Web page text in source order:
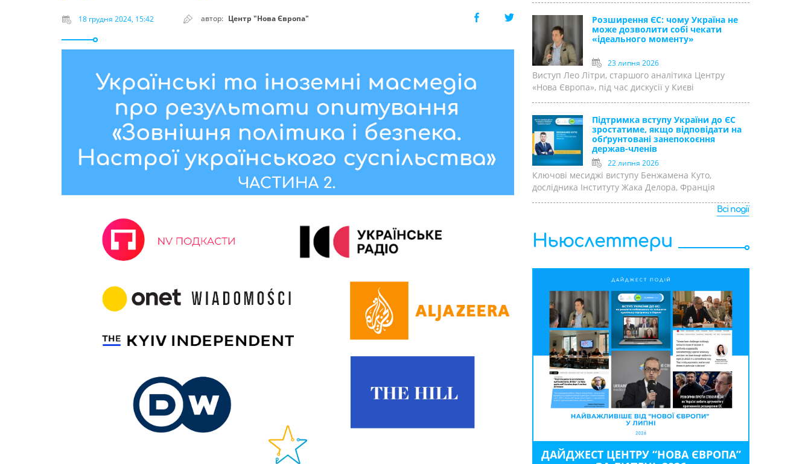
18 грудня 2024, 15:42 автор: Центр "Нова Європа"
Розширення ЄС: чому Україна не
може дозволити собі чекати
«ідеального моменту»
23 липня 2026
Виступ Лео Літри, старшого аналітика Центру
«Нова Європа», під час дискусії у Києві
Підтримка вступу України до ЄС
зростатиме, якщо відповідати на
обґрунтовані занепокоєння
держав-членів
22 липня 2026
Ключові месиджі виступу Бенжамена Куто,
дослідника Інституту Жака Делора, Франція
Всі події
Ньюслеттери
ДАЙДЖЕСТ ЦЕНТРУ “НОВА ЄВРОПА”